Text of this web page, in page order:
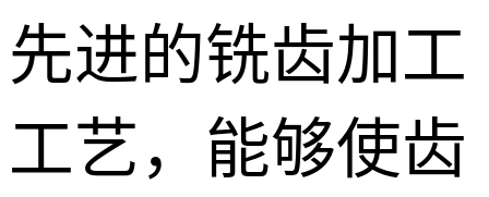
先进的铣齿加工
工艺，能够使齿